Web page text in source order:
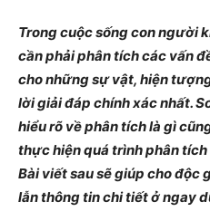
Trong cuộc sống con người
cần phải phân tích các vấn
cho những sự vật, hiện
lời giải đáp chính xác nhất.
hiểu rõ về phân tích là gì
thực hiện quá trình phân
Bài viết sau sẽ giúp cho độc
lẫn thông tin chi tiết ở ngay